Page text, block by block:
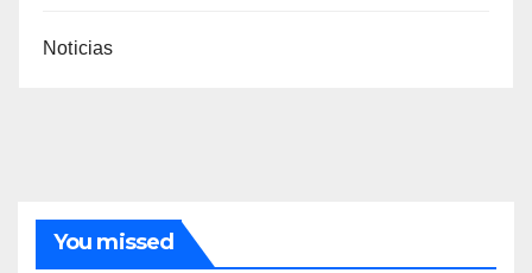
Noticias
You missed